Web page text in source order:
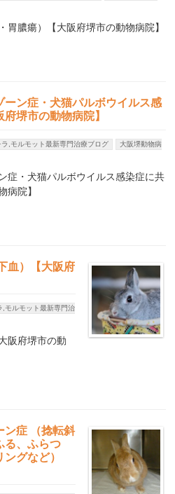
胃膿瘍）【大阪府堺市の動物病院】
ーン症・犬猫パルボウイルス感
堺市の動物病院】
ラ,モルモット最新専門治療ブログ
大阪堺動物病
症・犬猫パルボウイルス感染症に共
病院】
血）【大阪府
,モルモット最新専門治
阪府堺市の動
ン症 （捻転斜
る、ふらつ
グなど）